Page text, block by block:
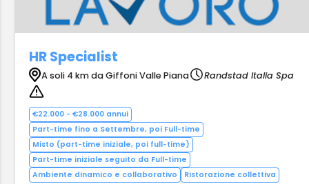
HR Specialist
A soli 4 km da Giffoni Valle Piana Randstad Italia Spa
€22.000 - €28.000 annui
Part-time fino a Settembre, poi Full-time
Misto (part-time iniziale, poi full-time)
Part-time iniziale seguito da Full-time
Ambiente dinamico e collaborativo
Ristorazione collettiva